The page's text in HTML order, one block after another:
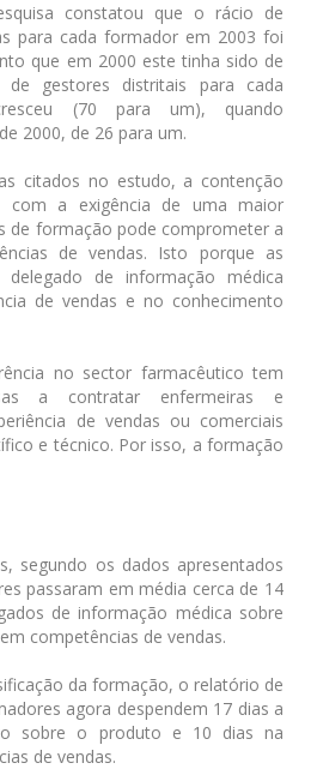
constatou que o rácio de
para cada formador em 2003 foi
que em 2000 este tinha sido de
gestores distritais para cada
(70 para um), quando
2000, de 26 para um.
citados no estudo, a contenção
com a exigência de uma maior
de formação pode comprometer a
de vendas. Isto porque as
delegado de informação médica
de vendas e no conhecimento
no sector farmacêutico tem
a contratar enfermeiras e
de vendas ou comerciais
e técnico. Por isso, a formação
segundo os dados apresentados
passaram em média cerca de 14
de informação médica sobre
competências de vendas.
da formação, o relatório de
agora despendem 17 dias a
sobre o produto e 10 dias na
de vendas.